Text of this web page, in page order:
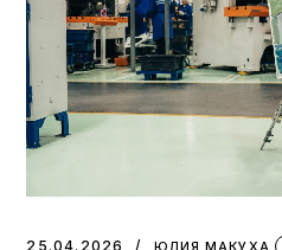
25.04.2026